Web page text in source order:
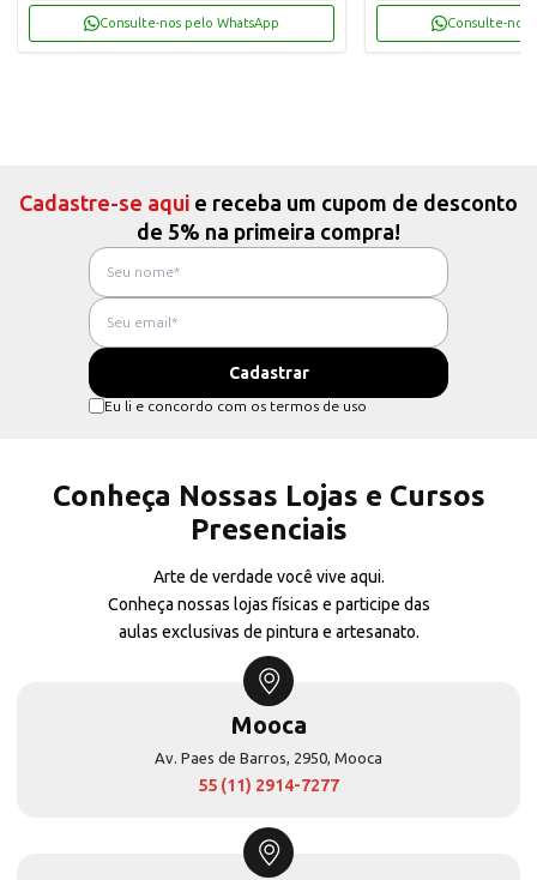
Consulte-nos pelo WhatsApp Consulte-nos
Cadastre-se aqui e receba um cupom de desconto
de 5% na primeira compra!
Eu li e concordo com os termos de uso
Conheça Nossas Lojas e Cursos
Presenciais
Arte de verdade você vive aqui.
Conheça nossas lojas físicas e participe das
aulas exclusivas de pintura e artesanato.
Mooca
Av. Paes de Barros, 2950, Mooca
55 (11) 2914-7277